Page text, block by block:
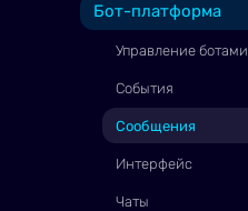
Бот-платформа
Управление ботами
События
Сообщения
Интерфейс
Чаты